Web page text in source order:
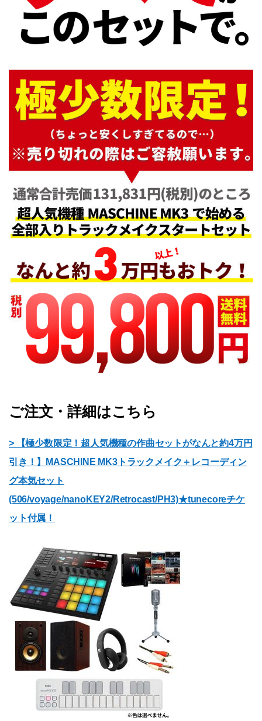
ご注文・詳細はこちら
> 【極少数限定！超人気機種の作曲セットがなんと約4万円
引き！】MASCHINE MK3トラックメイク＋レコーディン
グ本気セット
(506/voyage/nanoKEY2/Retrocast/PH3)★tunecoreチケ
ット付属！